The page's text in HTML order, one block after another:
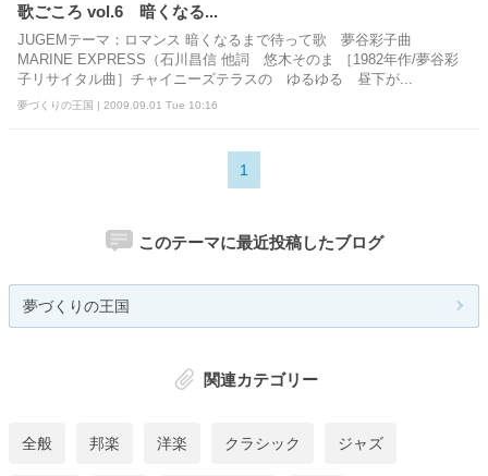
歌ごころ vol.6 暗くなる...
JUGEMテーマ：ロマンス 暗くなるまで待って歌 夢谷彩子曲
MARINE EXPRESS（石川昌信 他詞 悠木そのま ［1982年作/夢谷彩
子リサイタル曲］チャイニーズテラスの ゆるゆる 昼下が...
夢づくりの王国 | 2009.09.01 Tue 10:16
1
このテーマに最近投稿したブログ
夢づくりの王国
関連カテゴリー
全般 邦楽 洋楽 クラシック ジャズ